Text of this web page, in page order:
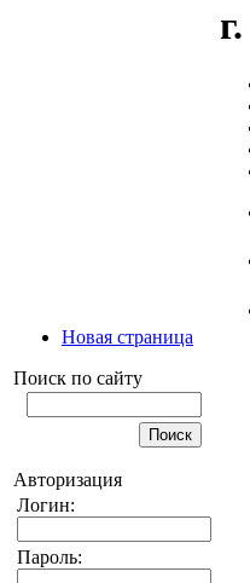
Новая страница
Поиск по сайту
Авторизация
Логин:
Пароль: